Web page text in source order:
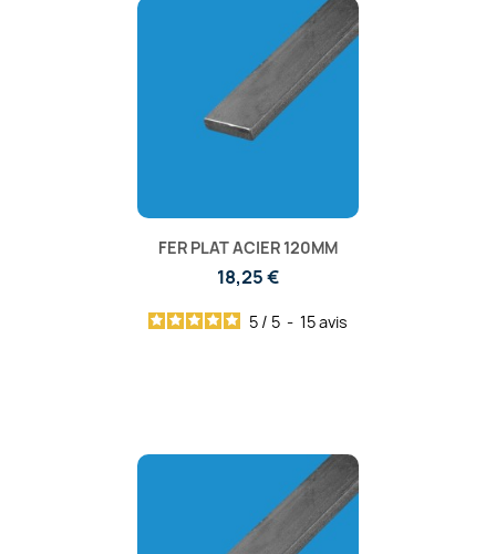
FER PLAT ACIER 120MM
18,25 €
5 / 5 - 15avis